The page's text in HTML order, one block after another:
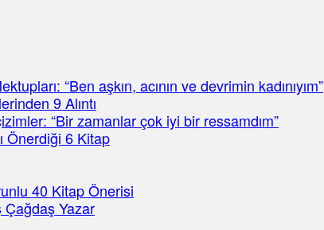
“Ben aşkın, acının ve devrimin kadınıyım”
9 Alıntı
“Bir zamanlar çok iyi bir ressamdım”
Önerdiği 6 Kitap
40 Kitap Önerisi
Çağdaş Yazar